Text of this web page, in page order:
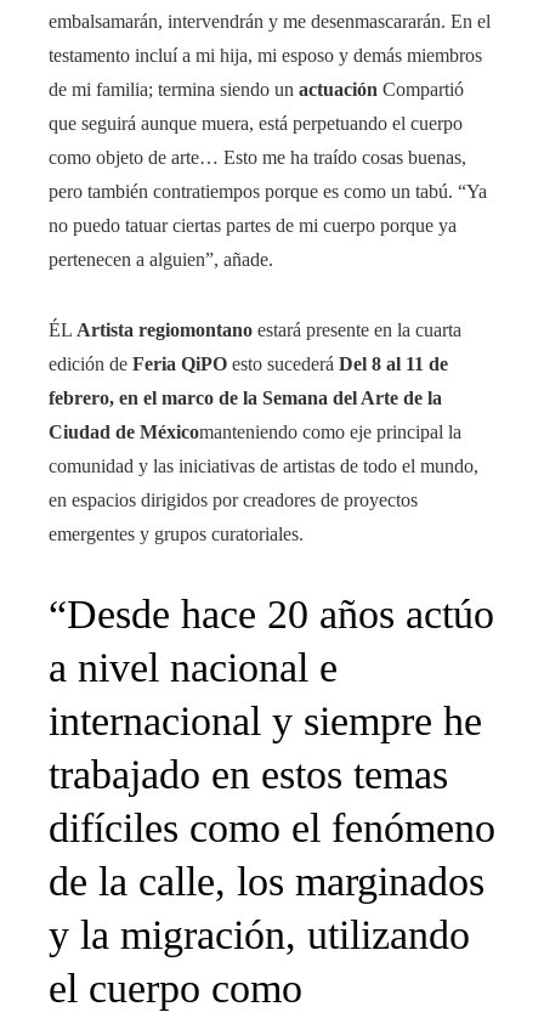
embalsamarán, intervendrán y me desenmascararán. En el
testamento incluí a mi hija, mi esposo y demás miembros
de mi familia; termina siendo un actuación Compartió
que seguirá aunque muera, está perpetuando el cuerpo
como objeto de arte… Esto me ha traído cosas buenas,
pero también contratiempos porque es como un tabú. “Ya
no puedo tatuar ciertas partes de mi cuerpo porque ya
pertenecen a alguien”, añade.
ÉL Artista regiomontano estará presente en la cuarta
edición de Feria QiPO esto sucederá Del 8 al 11 de
febrero, en el marco de la Semana del Arte de la
Ciudad de Méxicomanteniendo como eje principal la
comunidad y las iniciativas de artistas de todo el mundo,
en espacios dirigidos por creadores de proyectos
emergentes y grupos curatoriales.
“Desde hace 20 años actúo
a nivel nacional e
internacional y siempre he
trabajado en estos temas
difíciles como el fenómeno
de la calle, los marginados
y la migración, utilizando
el cuerpo como